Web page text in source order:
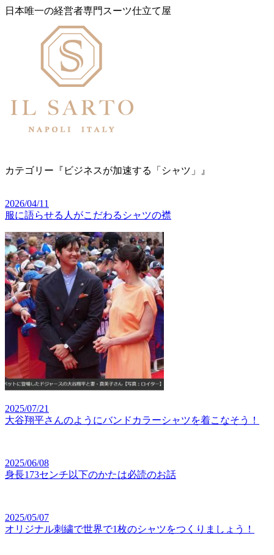
日本唯一の経営者専門スーツ仕立て屋
カテゴリー『ビジネスが加速する「シャツ」』
2026/04/11
服に語らせる人がこだわるシャツの襟
2025/07/21
大谷翔平さんのようにバンドカラーシャツを着こなそう！
2025/06/08
身長173センチ以下のかたは必読のお話
2025/05/07
オリジナル刺繍で世界で1枚のシャツをつくりましょう！